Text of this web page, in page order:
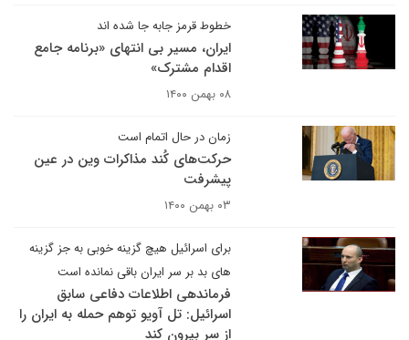
خطوط قرمز جابه جا شده اند
ایران، مسیر بی انتهای «برنامه جامع
اقدام مشترک»
۰۸ بهمن ۱۴۰۰
زمان در حال اتمام است
حرکت‌های کُند مذاکرات وین در عین
پیشرفت
۰۳ بهمن ۱۴۰۰
برای اسرائیل هیچ گزینه خوبی به جز گزینه
های بد بر سر ایران باقی نمانده است
فرماندهی اطلاعات دفاعی سابق
اسرائیل: تل آویو توهم حمله به ایران را
از سر بیرون کند